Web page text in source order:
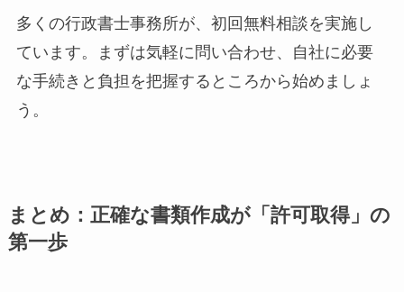
多くの行政書士事務所が、初回無料相談を実施し
ています。まずは気軽に問い合わせ、自社に必要
な手続きと負担を把握するところから始めましょ
う。
まとめ：正確な書類作成が「許可取得」の
第一歩